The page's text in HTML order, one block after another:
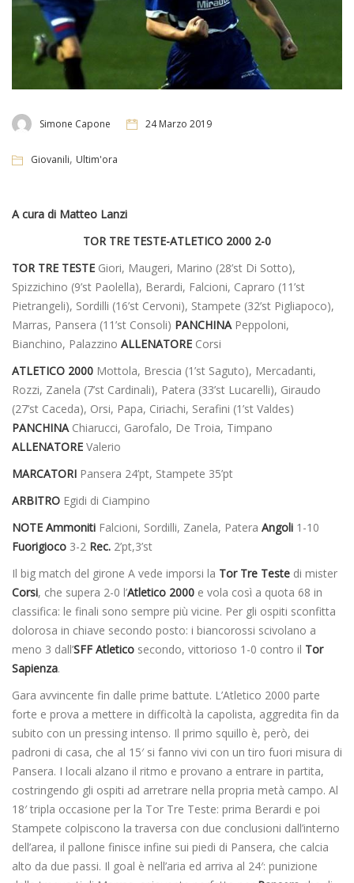
Simone Capone 24 Marzo 2019
Giovanili, Ultim'ora
A cura di Matteo Lanzi
TOR TRE TESTE-ATLETICO 2000 2-0
TOR TRE TESTE Giori, Maugeri, Marino (28’st Di Sotto),
Spizzichino (9’st Paolella), Berardi, Falcioni, Capraro (11’st
Pietrangeli), Sordilli (16’st Cervoni), Stampete (32’st Pigliapoco),
Marras, Pansera (11’st Consoli) PANCHINAPeppoloni,
Bianchino, Palazzino ALLENATORE Corsi
ATLETICO 2000 Mottola, Brescia (1’st Saguto), Mercadanti,
Rozzi, Zanela (7’st Cardinali), Patera (33’st Lucarelli), Giraudo
(27’st Caceda), Orsi, Papa, Ciriachi, Serafini (1’st Valdes)
PANCHINAChiarucci, Garofalo, De Troia, Timpano
ALLENATORE Valerio
MARCATORI Pansera 24’pt, Stampete 35’pt
ARBITRO Egidi di Ciampino
NOTE Ammoniti Falcioni, Sordilli, Zanela, Patera Angoli 1-10
Fuorigioco 3-2 Rec. 2’pt,3’st
Il big match del girone A vede imporsi la Tor Tre Teste di mister
Corsi, che supera 2-0 l’Atletico 2000 e vola così a quota 68 in
classifica: le finali sono sempre più vicine. Per gli ospiti sconfitta
dolorosa in chiave secondo posto: i biancorossi scivolano a
meno 3 dall’SFF Atletico secondo, vittorioso 1-0 contro il Tor
Sapienza.
Gara avvincente fin dalle prime battute. L’Atletico 2000 parte
forte e prova a mettere in difficoltà la capolista, aggredita fin da
subito con un pressing intenso. Il primo squillo è, però, dei
padroni di casa, che al 15′ si fanno vivi con un tiro fuori misura di
Pansera. I locali alzano il ritmo e provano a entrare in partita,
costringendo gli ospiti ad arretrare nella propria metà campo. Al
18′ tripla occasione per la Tor Tre Teste: prima Berardi e poi
Stampete colpiscono la traversa con due conclusioni dall’interno
dell’area, il pallone finisce infine sui piedi di Pansera, che calcia
alto da due passi. Il goal è nell’aria ed arriva al 24′: punizione